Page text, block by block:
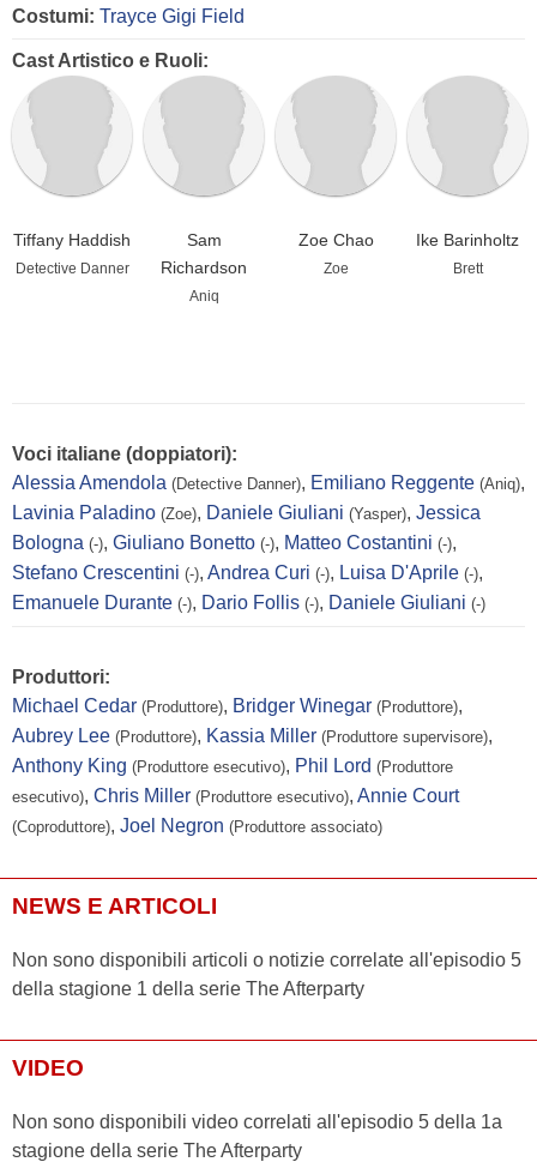
Costumi: Trayce Gigi Field
Cast Artistico e Ruoli:
Tiffany Haddish
Detective Danner
Sam
Richardson
Aniq
Zoe Chao
Zoe
Ike Barinholtz
Brett
Voci italiane (doppiatori):
Alessia Amendola (Detective Danner), Emiliano Reggente (Aniq),
Lavinia Paladino (Zoe), Daniele Giuliani (Yasper), Jessica
Bologna (-), Giuliano Bonetto (-), Matteo Costantini (-),
Stefano Crescentini (-), Andrea Curi (-), Luisa D'Aprile (-),
Emanuele Durante (-), Dario Follis (-), Daniele Giuliani (-)
Produttori:
Michael Cedar (Produttore), Bridger Winegar (Produttore),
Aubrey Lee (Produttore), Kassia Miller (Produttore supervisore),
Anthony King (Produttore esecutivo), Phil Lord (Produttore
esecutivo), Chris Miller (Produttore esecutivo), Annie Court
(Coproduttore), Joel Negron (Produttore associato)
NEWS E ARTICOLI
Non sono disponibili articoli o notizie correlate all'episodio 5
della stagione 1 della serie The Afterparty
VIDEO
Non sono disponibili video correlati all'episodio 5 della 1a
stagione della serie The Afterparty